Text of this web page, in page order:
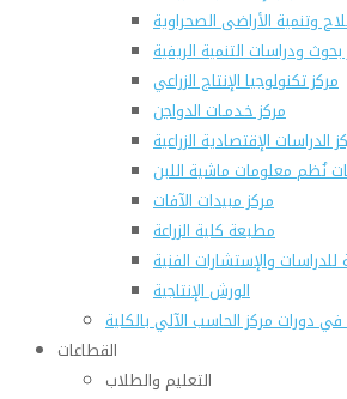
وتنمية الأراضى الصحراوية
مركز تكنولوجيا الإنتاج الزراعي
مركز خـدمـات الدواجن
الدراسات الإقتصادية الزراعية
نُظم معلومات ماشية اللبن
مركز مبيدات الآفات
مطبعة كلية الزراعة
والإستشارات الفنية
الورش الإنتاجية
دورات مركز الحاسب الآلي بالكلية
القطاعات
التعليم والطلاب